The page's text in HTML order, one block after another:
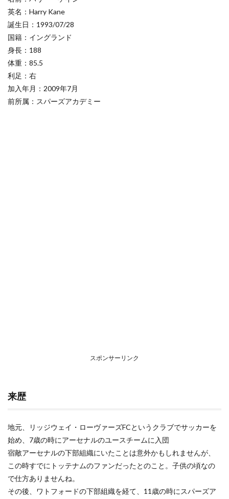
ース
タイ
ル
4
スパ
ーズ
でレ
ジェ
ンド
にな
りた
英名：Harry Kane
誕生日：1993/07/28
国籍：イングランド
身長：188
体重：85.5
利足：右
加入年月：2009年7月
前所属：スパーズアカデミー
スポンサーリンク
来歴
地元、リッジウェイ・ローヴァーズFCというクラブでサッカーを
始め、7歳の時にアーセナルのユースチームに入団
宿敵アーセナルの下部組織にいたことは意外かもしれませんが、
この時すでにトッテナムのファンだったとのこと。子供の頃なの
で仕方ありませんね。
その後、ワトフォードの下部組織を経て、11歳の時にスパーズア